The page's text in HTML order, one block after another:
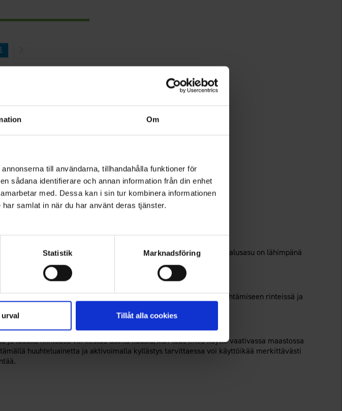
Om
till användarna, tillhandahålla funktioner för
sådana identifierare och annan information från din enhet
med. Dessa kan i sin tur kombinera informationen
samlat in när du har använt deras tjänster.
Statistik Marknadsföring
Tillåt alla cookies
ja edut
lumisateen että sateen pitkillä retkillä.
suojan myös voimakkaassa tuulessa.
ja lahkeensuut pitkäaikaista käyttöä varten.
helposti saavutettavissa myös hanskat kädessä.
tunturi- ja laskettelutoiminnassa.
– Miesten hiihtoasut
mukaan. Kerrospukeutumisen periaate, jossa kosteutta siirtävä alusasu on lähimpänä
tarjoaa suojan koko päivän ajan.
hiihtoasulla tulisi olla?
lumisateeseen ja loskaan riittää 8 000 mm. Tavalliseen hiihtämiseen rinteissä ja
kestää?
ladulla hiihtoasu voi kestää useita kausia, kun taas tiheä käyttö vaativassa maastossa
huuhteluainetta ja aktivoimalla kyllästys tarvittaessa voi käyttöikää merkittävästi